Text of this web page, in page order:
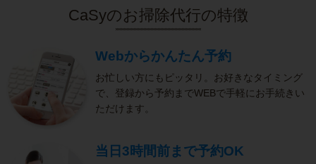
CaSyのお掃除代行の特徴
Webからかんたん予約
お忙しい方にもピッタリ。お好きなタイミング
で、登録から予約までWEBで手軽にお手続きい
ただけます。
当日3時間前まで予約OK